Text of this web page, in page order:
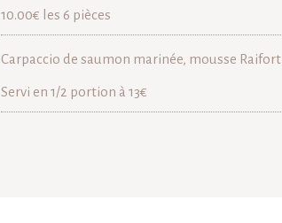
10.00€ les 6 pièces
Carpaccio de saumon marinée, mousse Raifort
Servi en 1/2 portion à 13€